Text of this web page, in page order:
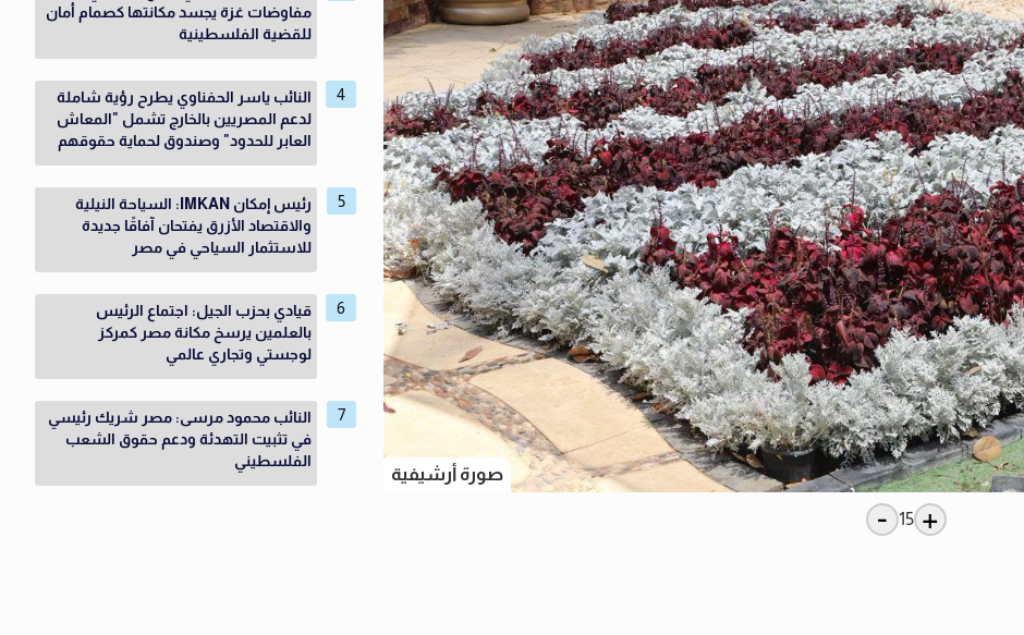
صورة أرشيفية
+
15
-
مفاوضات غزة يجسد مكانتها كصمام أمان
للقضية الفلسطينية
النائب ياسر الحفناوي يطرح رؤية شاملة
لدعم المصريين بالخارج تشمل "المعاش
العابر للحدود" وصندوق لحماية حقوقهم
رئيس إمكان IMKAN: السياحة النيلية
والاقتصاد الأزرق يفتحان آفاقًا جديدة
للاستثمار السياحي في مصر
قيادي بحزب الجيل: اجتماع الرئيس
بالعلمين يرسخ مكانة مصر كمركز
لوجستي وتجاري عالمي
النائب محمود مرسى: مصر شريك رئيسي
في تثبيت التهدئة ودعم حقوق الشعب
الفلسطيني